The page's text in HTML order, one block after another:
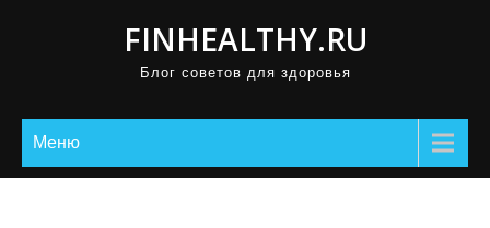
FINHEALTHY.RU
Блог советов для здоровья
Меню